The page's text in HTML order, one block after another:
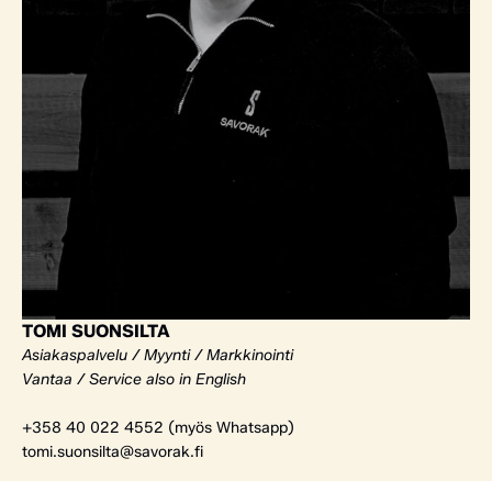
TOMI SUONSILTA
Asiakaspalvelu / Myynti / Markkinointi
Vantaa / Service also in English
+358 40 022 4552 (myös Whatsapp)
tomi.suonsilta@savorak.fi